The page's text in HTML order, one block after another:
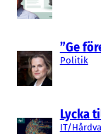
”Ge
Politik
Lycka
IT/